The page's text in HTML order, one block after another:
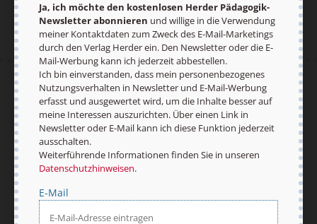
AGB und Widerrufsbelehrung
Datenschutz
Barrierefreiheit
Impressum
Vertrag widerrufen
Ja, ich möchte den kostenlosen Herder Pädagogik-
Newsletter abonnieren und willige in die Verwendung
meiner Kontaktdaten zum Zweck des E-Mail-Marketings
durch den Verlag Herder ein. Den Newsletter oder die E-
Mail-Werbung kann ich jederzeit abbestellen.
Ich bin einverstanden, dass mein personenbezogenes
Nutzungsverhalten in Newsletter und E-Mail-Werbung
erfasst und ausgewertet wird, um die Inhalte besser auf
meine Interessen auszurichten. Über einen Link in
Newsletter oder E-Mail kann ich diese Funktion jederzeit
ausschalten.
Weiterführende Informationen finden Sie in unseren
Datenschutzhinweisen.
E-Mail